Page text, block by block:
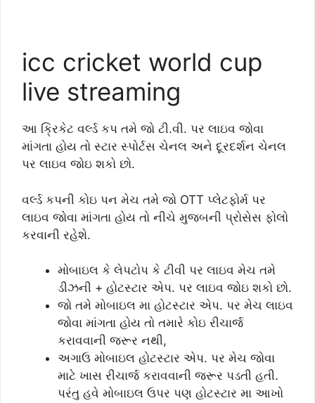
icc cricket world cup
live streaming
આ ક્રિકેટ વર્લ્ડ કપ તમે જો ટી.વી. પર લાઇવ જોવા
માંગતા હોય તો સ્ટાર સ્પોર્ટસ ચેનલ અને દૂરદર્શન ચેનલ
પર લાઇવ જોઇ શકો છો.
વર્લ્ડ કપની કોઇ પન મેચ તમે જો OTT પ્લેટફોર્મ પર
લાઇવ જોવા માંગતા હોય તો નીચે મુજબની પ્રોસેસ ફોલો
કરવાની રહેશે.
મોબાઇલ કે લેપટોપ કે ટીવી પર લાઇવ મેચ તમે
ડીઝની + હોટસ્ટાર એપ. પર લાઇવ જોઇ શકો છો.
જો તમે મોબાઇલ મા હોટસ્ટાર એપ. પર મેચ લાઇવ
જોવા માંગતા હોય તો તમારે કોઇ રીચાર્જ
કરાવવાની જરૂર નથી,
અગાઉ મોબાઇલ હોટસ્ટાર એપ. પર મેચ જોવા
માટે ખાસ રીચાર્જ કરાવવાની જરૂર પડતી હતી.
પરંતુ હવે મોબાઇલ ઉપર પણ હોટસ્ટાર મા આખો